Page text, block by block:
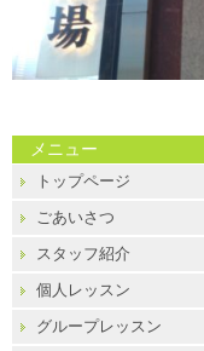
メニュー
トップページ
ごあいさつ
スタッフ紹介
個人レッスン
グループレッスン